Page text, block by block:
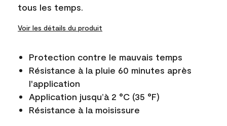
tous les temps.
Voir les détails du produit
Protection contre le mauvais temps
Résistance à la pluie 60 minutes après
l'application
Application jusqu’à 2 °C (35 °F)
Résistance à la moisissure